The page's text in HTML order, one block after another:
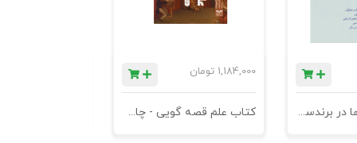
کتاب کهن الگوها در برندسازی - ابزاری برای خلاقها و استراتژیست ها
1,184,000 تومان
کتاب علم قصه گویی - چاپ سوم